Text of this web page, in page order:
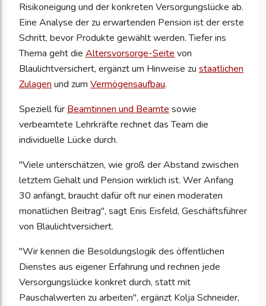
Risikoneigung und der konkreten Versorgungslücke ab.
Eine Analyse der zu erwartenden Pension ist der erste
Schritt, bevor Produkte gewählt werden. Tiefer ins
Thema geht die Altersvorsorge-Seite von
Blaulichtversichert, ergänzt um Hinweise zu staatlichen
Zulagen und zum Vermögensaufbau.
Speziell für Beamtinnen und Beamte sowie
verbeamtete Lehrkräfte rechnet das Team die
individuelle Lücke durch.
"Viele unterschätzen, wie groß der Abstand zwischen
letztem Gehalt und Pension wirklich ist. Wer Anfang
30 anfängt, braucht dafür oft nur einen moderaten
monatlichen Beitrag", sagt Enis Eisfeld, Geschäftsführer
von Blaulichtversichert.
"Wir kennen die Besoldungslogik des öffentlichen
Dienstes aus eigener Erfahrung und rechnen jede
Versorgungslücke konkret durch, statt mit
Pauschalwerten zu arbeiten", ergänzt Kolja Schneider,